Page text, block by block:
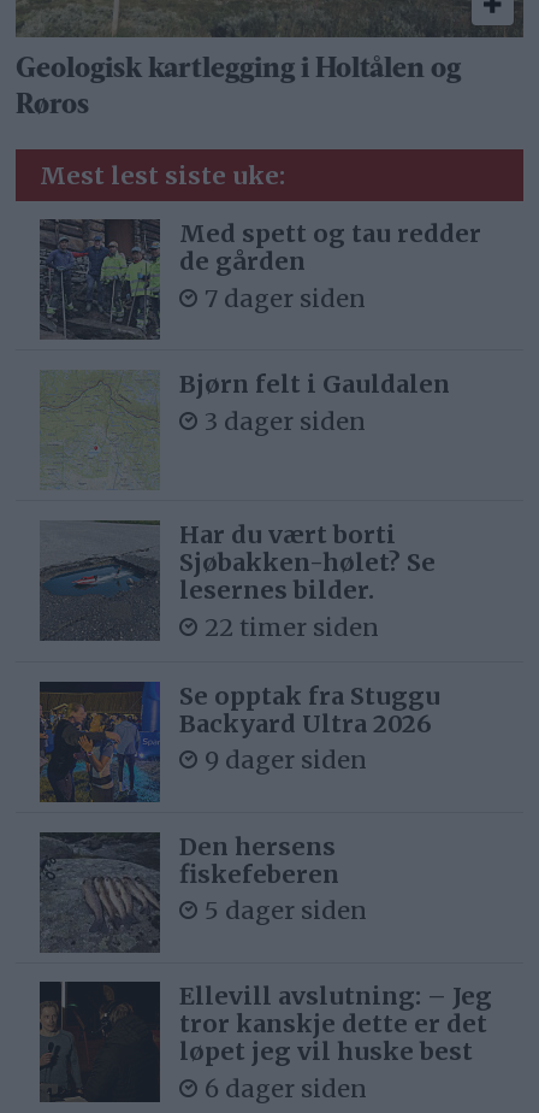
Geologisk kartlegging i Holtålen og
Røros
Mest lest siste uke:
Med spett og tau redder
de gården
7 dager siden
Bjørn felt i Gauldalen
3 dager siden
Har du vært borti
Sjøbakken-hølet? Se
lesernes bilder.
22 timer siden
Se opptak fra Stuggu
Backyard Ultra 2026
9 dager siden
Den hersens
fiskefeberen
5 dager siden
Ellevill avslutning: – Jeg
tror kanskje dette er det
løpet jeg vil huske best
6 dager siden